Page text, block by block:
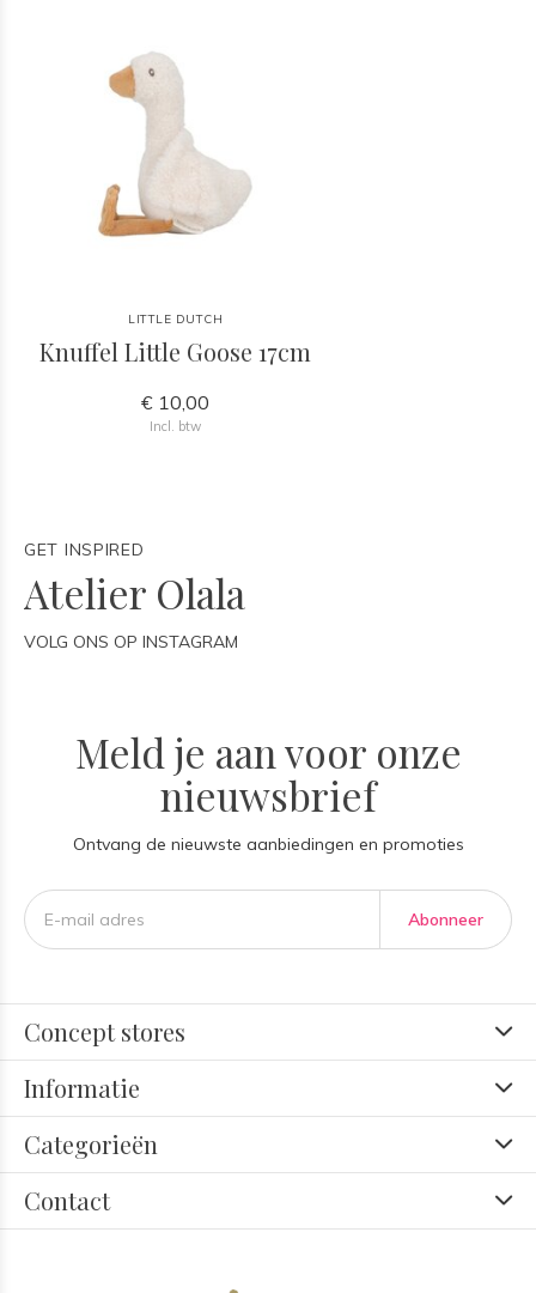
LITTLE DUTCH
Knuffel Little Goose 17cm
€ 10,00
Incl. btw
GET INSPIRED
Atelier Olala
VOLG ONS OP INSTAGRAM
Meld je aan voor onze
nieuwsbrief
Ontvang de nieuwste aanbiedingen en promoties
Abonneer
Concept stores
Informatie
Categorieën
Contact